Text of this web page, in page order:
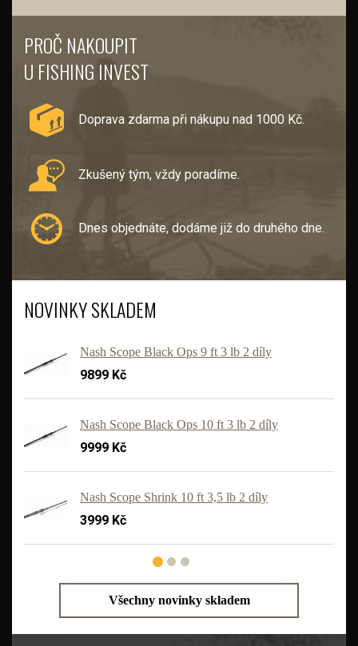
PROČ NAKOUPIT
U FISHING INVEST
Doprava zdarma při nákupu nad 1000 Kč.
Zkušený tým, vždy poradíme.
Dnes objednáte, dodáme již do druhého dne.
NOVINKY SKLADEM
Nash Scope Black Ops 9 ft 3 lb 2 díly
9899 Kč
Nash Scope Black Ops 10 ft 3 lb 2 díly
9999 Kč
Nash Scope Shrink 10 ft 3,5 lb 2 díly
3999 Kč
Všechny novinky skladem